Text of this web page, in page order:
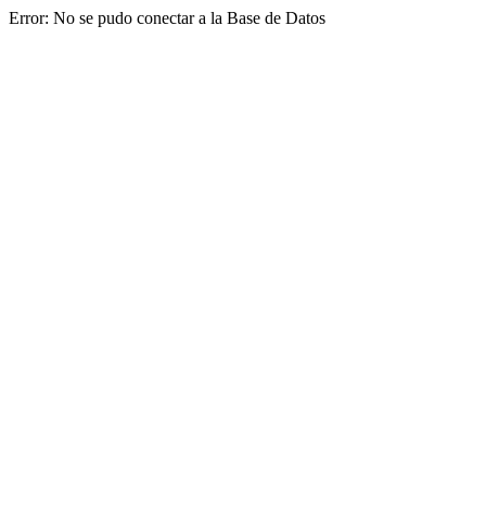
Error: No se pudo conectar a la Base de Datos